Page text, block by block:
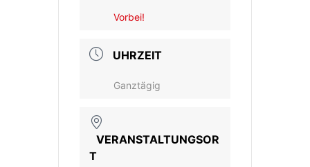
Vorbei!
UHRZEIT
Ganztägig
VERANSTALTUNGSOR
T